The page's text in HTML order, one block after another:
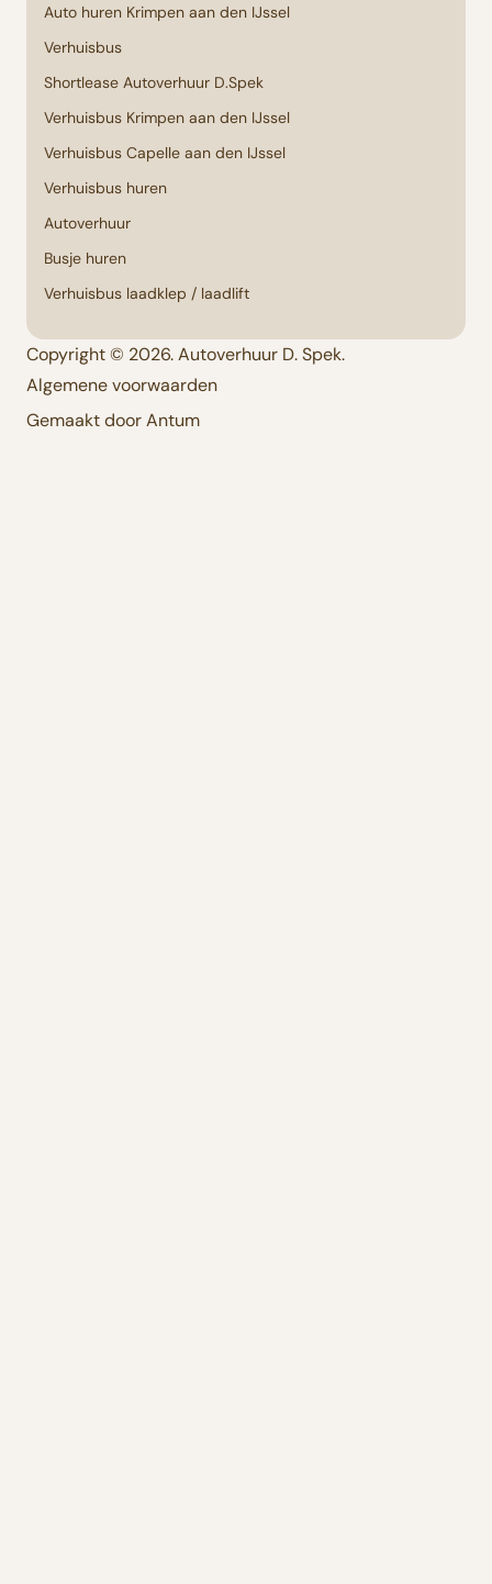
Auto huren Krimpen aan den IJssel
Verhuisbus
Shortlease Autoverhuur D.Spek
Verhuisbus Krimpen aan den IJssel
Verhuisbus Capelle aan den IJssel
Verhuisbus huren
Autoverhuur
Busje huren
Verhuisbus laadklep / laadlift
Copyright © 2026. Autoverhuur D. Spek.
Algemene voorwaarden
Gemaakt door Antum